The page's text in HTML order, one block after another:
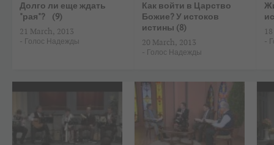
Долго ли еще ждать
"рая"? (9)
21 March, 2013
- Голос Надежды
Как войти в Царство
Божие? У истоков
истины (8)
20 March, 2013
- Голос Надежды
-